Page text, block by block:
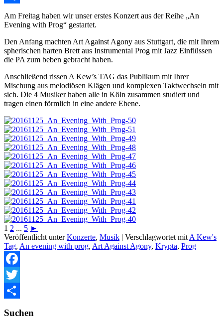
Teilen
Am Freitag haben wir unser erstes Konzert aus der Reihe „An
Evening with Prog“ gestartet.
Den Anfang machten Art Against Agony aus Stuttgart, die mit Ihrem
spherischen harten Brett aus Instrumental Prog mit Jazz Einflüssen
die PA zum beben gebracht haben.
Anschließend rissen A Kew’s TAG das Publikum mit Ihrer
Mischung aus melodiösen Klägen und komplexen Taktwechseln mit
sich. Die 4 Musiker haben alle in Köln zusammen studiert und
tragen einen förmlich in eine andere Ebene.
1 2 ... 5 ►
Veröffentlicht unter Konzerte, Musik | Verschlagwortet mit A Kew's
Tag, An evening with prog, Art Against Agony, Krypta, Prog
Facebook
Twitter
Suchen